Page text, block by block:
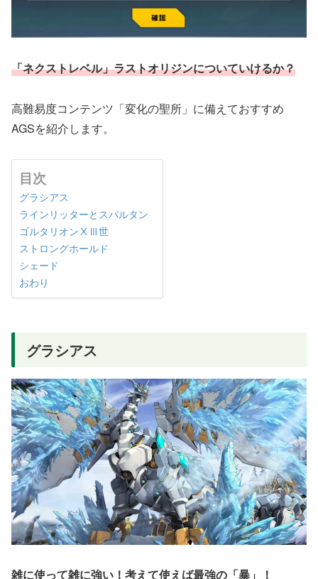
「ネクストレベル」ラストオリジンについていけるか？
高難易度コンテンツ「変化の聖所」に備えておすすめ
AGSを紹介します。
目次
グラシアス
ラインリッターとスパルタン
ゴルタリオンⅩⅢ世
ストロングホールド
シェード
おわり
グラシアス
雑に使って雑に強い！考えて使えば最強の「暴」！